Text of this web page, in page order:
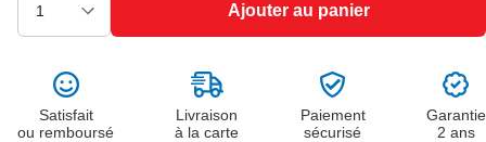
Ajouter au panier
Satisfait
ou remboursé
Livraison
à la carte
Paiement
sécurisé
Garantie
2 ans